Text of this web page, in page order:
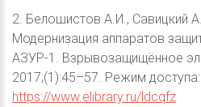
2. Белошистов А.И., Савицкий
Модернизация аппаратов
АЗУР-1. Взрывозащищённое
2017;(1):45–57. Режим доступа:
https://www.elibrary.ru/ldcqfz